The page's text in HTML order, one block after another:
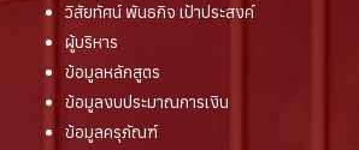
วิสัยทัศน์ พันธกิจ เป้าประสงค์
ผู้บริหาร
ข้อมูลหลักสูตร
ข้อมูลงบประมาณการเงิน
ข้อมูลครุภัณฑ์